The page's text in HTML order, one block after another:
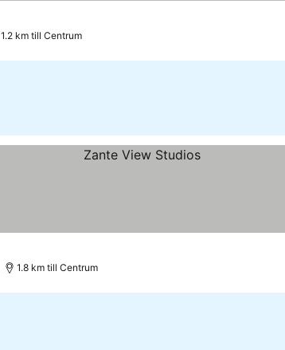
1.2 km till Centrum
1.8 km till Centrum